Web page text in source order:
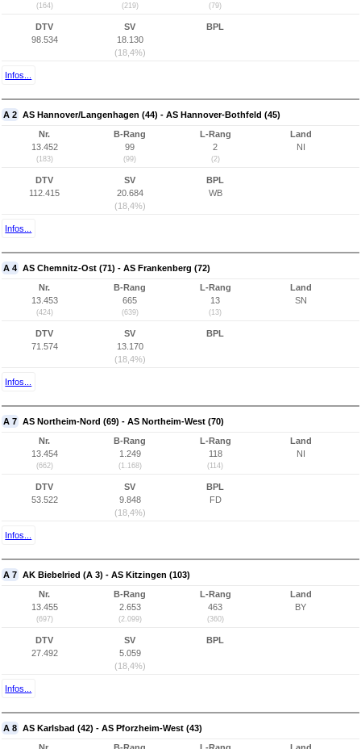
(164) (219) (79)
DTV
98.534
SV
18.130
(18,4%)
BPL
Infos...
A 2 AS Hannover/Langenhagen (44) - AS Hannover-Bothfeld (45)
Nr.
13.452
(183)
B-Rang
99
(99)
L-Rang
2
(2)
Land
NI
DTV
112.415
SV
20.684
(18,4%)
BPL
WB
Infos...
A 4 AS Chemnitz-Ost (71) - AS Frankenberg (72)
Nr.
13.453
(424)
B-Rang
665
(639)
L-Rang
13
(13)
Land
SN
DTV
71.574
SV
13.170
(18,4%)
BPL
Infos...
A 7 AS Northeim-Nord (69) - AS Northeim-West (70)
Nr.
13.454
(662)
B-Rang
1.249
(1.168)
L-Rang
118
(114)
Land
NI
DTV
53.522
SV
9.848
(18,4%)
BPL
FD
Infos...
A 7 AK Biebelried (A 3) - AS Kitzingen (103)
Nr.
13.455
(697)
B-Rang
2.653
(2.099)
L-Rang
463
(360)
Land
BY
DTV
27.492
SV
5.059
(18,4%)
BPL
Infos...
A 8 AS Karlsbad (42) - AS Pforzheim-West (43)